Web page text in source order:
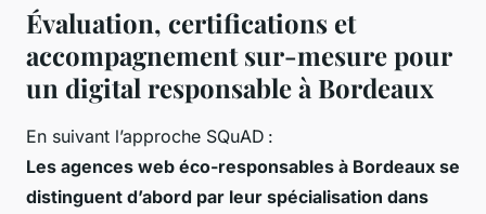
Évaluation, certifications et
accompagnement sur-mesure pour
un digital responsable à Bordeaux
En suivant l’approche SQuAD :
Les agences web éco-responsables à Bordeaux se
distinguent d’abord par leur spécialisation dans